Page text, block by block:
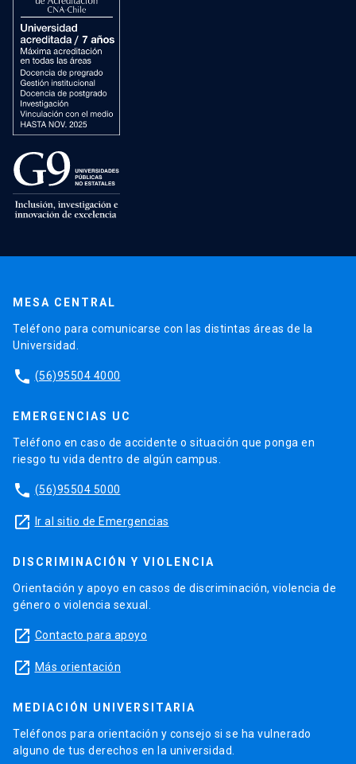
MESA CENTRAL
Teléfono para comunicarse con las distintas áreas de la
Universidad.
phone (56)95504 4000
EMERGENCIAS UC
Teléfono en caso de accidente o situación que ponga en
riesgo tu vida dentro de algún campus.
phone (56)95504 5000
launch Ir al sitio de Emergencias
DISCRIMINACIÓN Y VIOLENCIA
Orientación y apoyo en casos de discriminación, violencia de
género o violencia sexual.
launch Contacto para apoyo
launch Más orientación
MEDIACIÓN UNIVERSITARIA
Teléfonos para orientación y consejo si se ha vulnerado
alguno de tus derechos en la universidad.